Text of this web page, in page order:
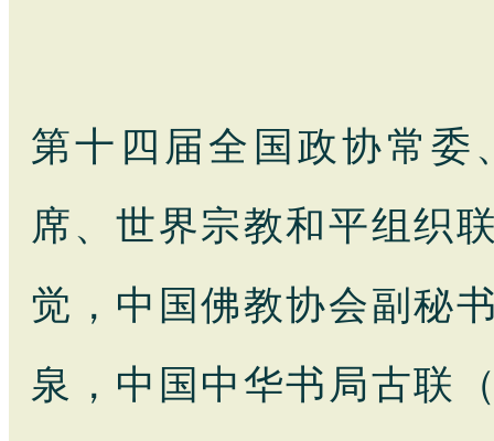
第十四届全国政协常委
席、世界宗教和平组织
觉，中国佛教协会副秘
泉，中国中华书局古联